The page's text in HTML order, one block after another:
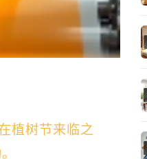
植树节来临之
。